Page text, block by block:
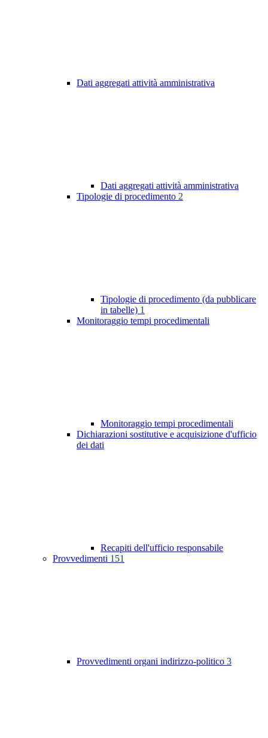
Dati aggregati attività amministrativa
Dati aggregati attività amministrativa
Tipologie di procedimento 2
Tipologie di procedimento (da pubblicare
in tabelle) 1
Monitoraggio tempi procedimentali
Monitoraggio tempi procedimentali
Dichiarazioni sostitutive e acquisizione d'ufficio
dei dati
Recapiti dell'ufficio responsabile
Provvedimenti 151
Provvedimenti organi indirizzo-politico 3